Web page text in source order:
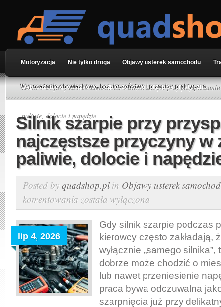
Motoryzacja Nie tylko droga Objawy usterek samochodu
Wyposażenie obowiązkowe, bezpieczeństwo i przepisy praktyczne
Home»Objawy usterek samochodu» Silnik szarpie przy przyspieszaniu
paliwie, dolocie i napędzie
Silnik szarpie przy
najczęstsze przyczyny w
paliwie, dolocie i
Posted by quadshop.plin Objawy usterek
komentowania Silnik
szarpie
przy
przyspieszaniu
–
najczęstsze
przyczyny
w
zapłonie,
została wyłączona
lip 4, 2026
Gdy silnik szarpie podczas
kierowcy często zakładają,
wyłącznie „samego
dobrze może chodzić o
lub nawet przeniesienie
praca bywa odczuwalna
szarpnięcia już przy